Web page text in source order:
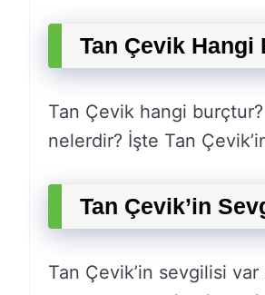
Tan Çevik Hangi
Tan Çevik hangi
nelerdir? İşte Tan
Tan Çevik’in
Tan Çevik’in sevgilisi var